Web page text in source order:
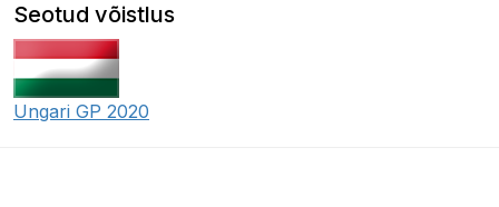
Seotud võistlus
Ungari GP 2020